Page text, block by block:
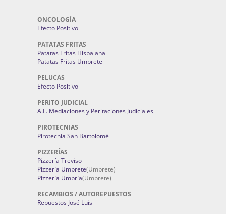
ONCOLOGÍA
Efecto Positivo
PATATAS FRITAS
Patatas Fritas Hispalana
Patatas Fritas Umbrete
PELUCAS
Efecto Positivo
PERITO JUDICIAL
A.L. Mediaciones y Peritaciones Judiciales
PIROTECNIAS
Pirotecnia San Bartolomé
PIZZERÍAS
Pizzería Treviso
Pizzería Umbrete(Umbrete)
Pizzería Umbría(Umbrete)
RECAMBIOS / AUTOREPUESTOS
Repuestos José Luis